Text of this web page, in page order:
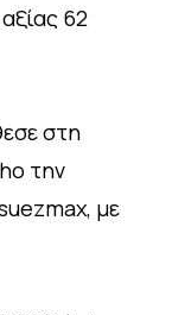
62
στη
την
με